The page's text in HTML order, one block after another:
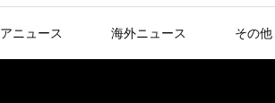
ニュース 海外ニュース その他